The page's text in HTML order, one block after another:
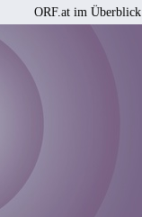
ORF.at im Überblick